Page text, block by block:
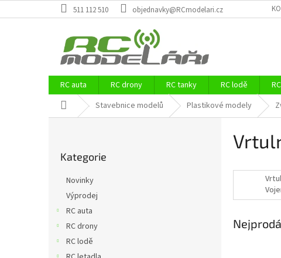
na
511 112 510 objednavky@RCmodelari.cz
RC auta RC drony RC tanky RC lodě
Domů Stavebnice modelů Plastikové modely
kategorie
Kategorie
Novinky
Výprodej
RC auta
RC drony
RC lodě